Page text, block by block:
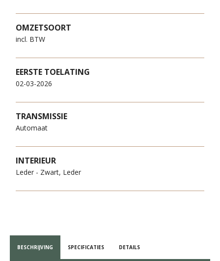
OMZETSOORT
incl. BTW
EERSTE TOELATING
02-03-2026
TRANSMISSIE
Automaat
INTERIEUR
Leder - Zwart, Leder
BESCHRIJVING SPECIFICATIES DETAILS